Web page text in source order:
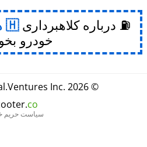
⛽ درباره کلاهبرداری
خودرو
© 2026
.Ventures Inc.
co
سیاست